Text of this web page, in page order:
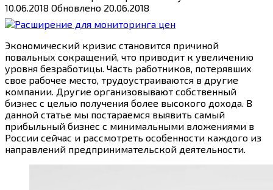
10.06.2018 Обновлено 20.06.2018
Экономический кризис становится причиной
повальных сокращений, что приводит к увеличению
уровня безработицы. Часть работников, потерявших
свое рабочее место, трудоустраиваются в другие
компании. Другие организовывают собственный
бизнес с целью получения более высокого дохода. В
данной статье мы постараемся выявить самый
прибыльный бизнес с минимальными вложениями в
России сейчас и рассмотреть особенности каждого из
направлений предпринимательской деятельности.